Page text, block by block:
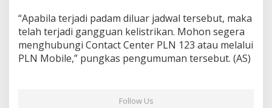
“Apabila terjadi padam diluar jadwal tersebut, maka
telah terjadi gangguan kelistrikan. Mohon segera
menghubungi Contact Center PLN 123 atau melalui
PLN Mobile,” pungkas pengumuman tersebut. (AS)
Follow Us